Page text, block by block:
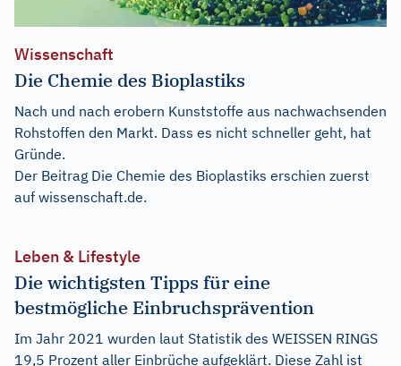
Wissenschaft
Die Chemie des Bioplastiks
Nach und nach erobern Kunststoffe aus nachwachsenden
Rohstoffen den Markt. Dass es nicht schneller geht, hat
Gründe.
Der Beitrag Die Chemie des Bioplastiks erschien zuerst
auf wissenschaft.de.
Leben & Lifestyle
Die wichtigsten Tipps für eine
bestmögliche Einbruchsprävention
Im Jahr 2021 wurden laut Statistik des WEISSEN RINGS
19,5 Prozent aller Einbrüche aufgeklärt. Diese Zahl ist